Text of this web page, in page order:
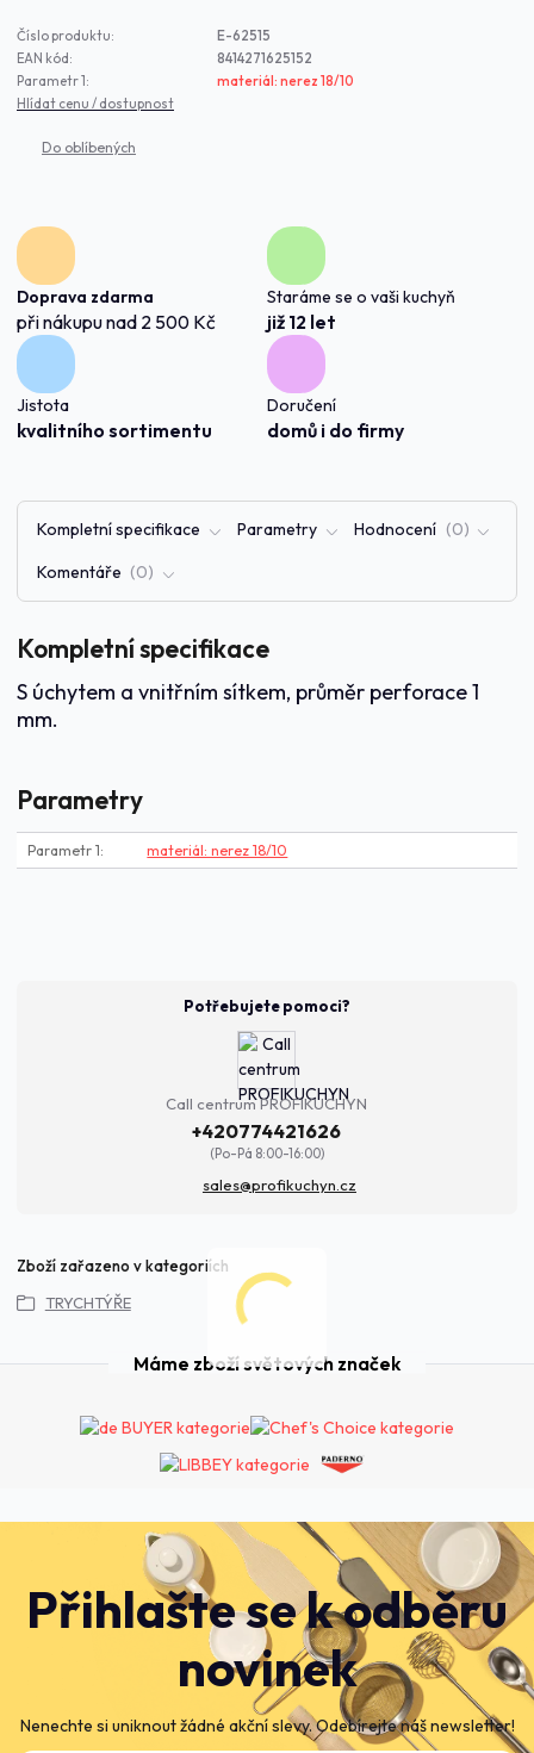
Číslo produktu:
E-62515
EAN kód:
8414271625152
Parametr 1:
materiál: nerez 18/10
Hlídat cenu / dostupnost
Doprava zdarma
při nákupu nad 2 500 Kč
Staráme se o vaši kuchyň
již 12 let
Jistota
kvalitního sortimentu
Doručení
domů i do firmy
Kompletní specifikace Parametry Hodnocení 0
Komentáře 0
Kompletní specifikace
S úchytem a vnitřním sítkem, průměr perforace 1
mm.
Parametry
Parametr 1 materiál: nerez 18/10
Potřebujete pomoci?
Call centrum PROFIKUCHYN
+420774421626
(Po-Pá 8:00-16:00)
sales@profikuchyn.cz
Zboží zařazeno v kategoriích
TRYCHTÝŘE
Přihlašte se k odběru
novinek
Nenechte si uniknout žádné akční slevy. Odebírejte náš newsletter!
Máme zboží světových značek